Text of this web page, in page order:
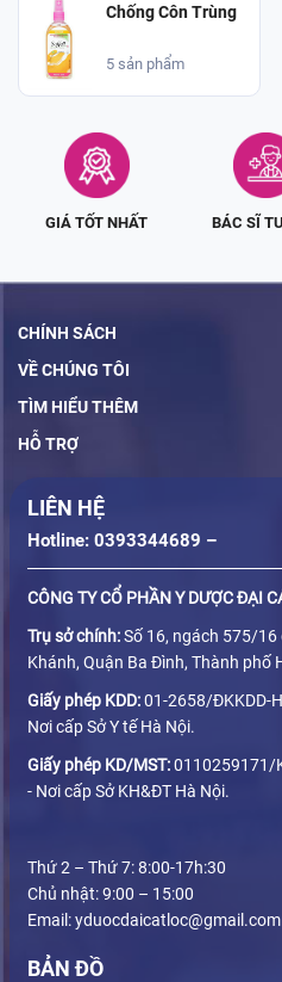
Chống Côn Trùng
5 sản phẩm
GIÁ TỐT NHẤT BÁC SĨ
CHÍNH SÁCH
VỀ CHÚNG TÔI
TÌM HIỂU THÊM
HỖ TRỢ
LIÊN HỆ
Hotline: 0393344689 –
CÔNG TY CỔ PHẦN Y DƯỢC ĐẠI
Trụ sở chính:Số 16, ngách 575/
Khánh, Quận Ba Đình, Thành phố
Giấy phép KDD:01-2658/ĐKKDD-
Nơi cấp Sở Y tế Hà Nội.
Giấy phép KD/MST:0110259171/
- Nơi cấp Sở KH&ĐT Hà Nội.
Thứ 2 – Thứ 7: 8:00-17h:30
Chủ nhật: 9:00 – 15:00
Email: yduocdaicatloc@gmail.com
BẢN ĐỒ